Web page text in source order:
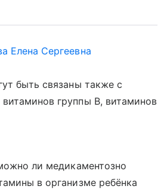
Елена Сергеевна
быть связаны также с
группы В, витаминов
ли медикаментозно
в организме ребёнка